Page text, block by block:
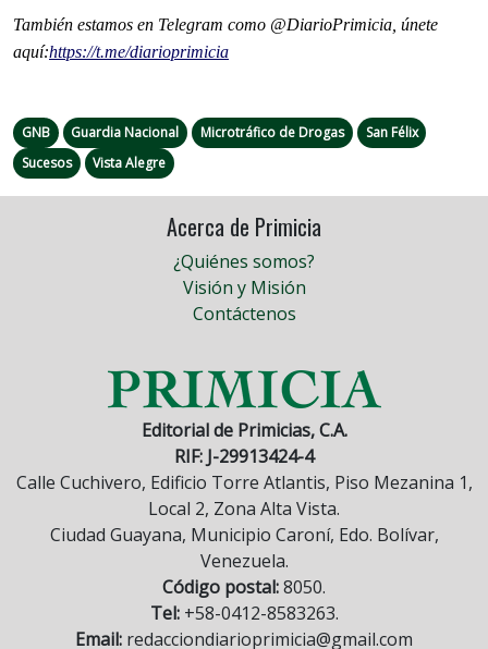
También estamos en Telegram como @DiarioPrimicia, únete
aquí:https://t.me/diarioprimicia
GNB Guardia Nacional Microtráfico de Drogas
San Félix
Sucesos
Vista Alegre
Acerca de Primicia
¿Quiénes somos?
Visión y Misión
Contáctenos
Editorial de Primicias, C.A.
RIF: J-29913424-4
Calle Cuchivero, Edificio Torre Atlantis, Piso Mezanina 1,
Local 2, Zona Alta Vista.
Ciudad Guayana, Municipio Caroní, Edo. Bolívar,
Venezuela.
Código postal:8050.
Tel:+58-0412-8583263.
Email: redacciondiarioprimicia@gmail.com